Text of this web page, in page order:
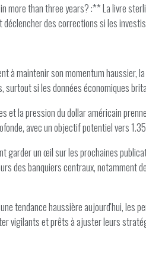
than three years? :** La livre
des corrections si les
à maintenir son momentum
surtout si les données économiques
la pression du dollar américain
avec un objectif potentiel vers
un œil sur les prochaines
des banquiers centraux,
tendance haussière aujourd'hui,
vigilants et prêts à ajuster leurs